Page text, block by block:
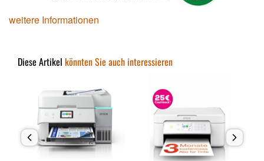
weitere Informationen
Diese Artikel könnten Sie auch interessieren